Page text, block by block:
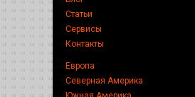
Статьи
Сервисы
Контакты
Европа
Северная Америка